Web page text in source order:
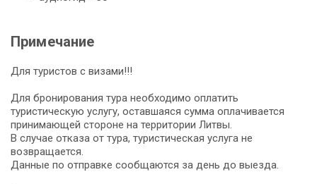
Примечание
Для туристов с визами!!!
Для бронирования тура необходимо оплатить
туристическую услугу, оставшаяся сумма оплачивается
принимающей стороне на территории Литвы.
В случае отказа от тура, туристическая услуга не
возвращается.
Данные по отправке сообщаются за день до выезда.